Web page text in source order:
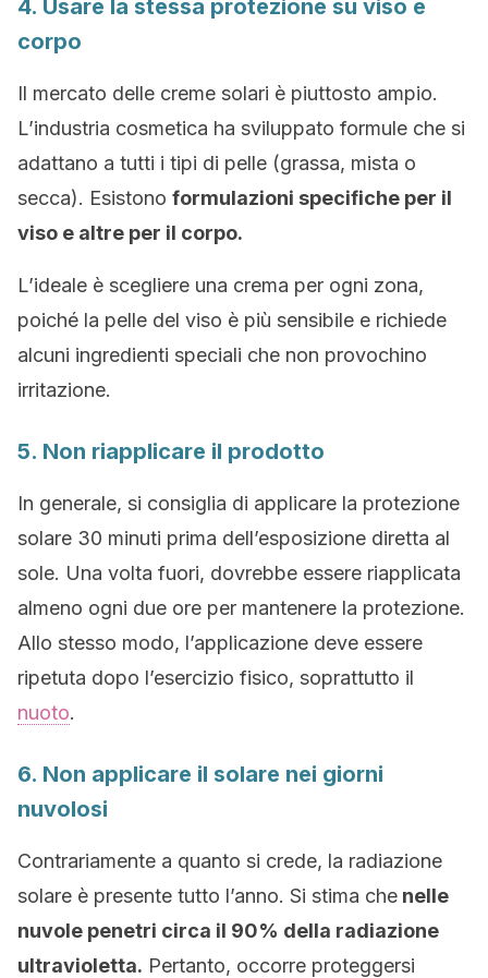
4. Usare la stessa protezione su viso e
corpo
Il mercato delle creme solari è piuttosto ampio.
L’industria cosmetica ha sviluppato formule che si
adattano a tutti i tipi di pelle (grassa, mista o
secca). Esistono formulazioni specifiche per il
viso e altre per il corpo.
L’ideale è scegliere una crema per ogni zona,
poiché la pelle del viso è più sensibile e richiede
alcuni ingredienti speciali che non provochino
irritazione.
5. Non riapplicare il prodotto
In generale, si consiglia di applicare la protezione
solare 30 minuti prima dell’esposizione diretta al
sole. Una volta fuori, dovrebbe essere riapplicata
almeno ogni due ore per mantenere la protezione.
Allo stesso modo, l’applicazione deve essere
ripetuta dopo l’esercizio fisico, soprattutto il
nuoto.
6. Non applicare il solare nei giorni
nuvolosi
Contrariamente a quanto si crede, la radiazione
solare è presente tutto l’anno. Si stima che nelle
nuvole penetri circa il 90% della radiazione
ultravioletta. Pertanto, occorre proteggersi